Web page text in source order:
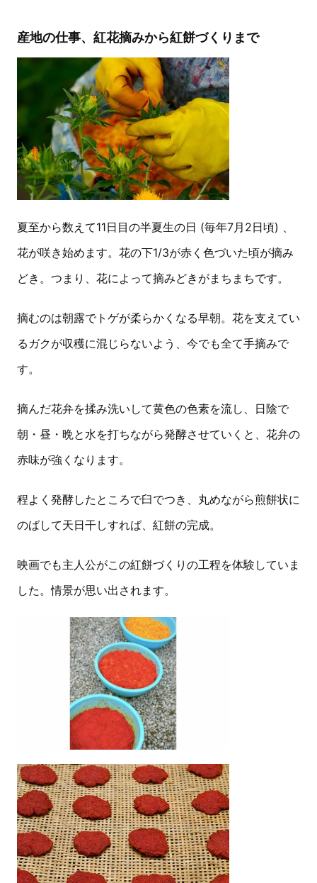
産地の仕事、紅花摘みから紅餅づくりまで
夏至から数えて11日目の半夏生の日 (毎年7月2日頃) 、
花が咲き始めます。花の下1/3が赤く色づいた頃が摘み
どき。つまり、花によって摘みどきがまちまちです。
摘むのは朝露でトゲが柔らかくなる早朝。花を支えてい
るガクが収穫に混じらないよう、今でも全て手摘みで
す。
摘んだ花弁を揉み洗いして黄色の色素を流し、日陰で
朝・昼・晩と水を打ちながら発酵させていくと、花弁の
赤味が強くなります。
程よく発酵したところで臼でつき、丸めながら煎餅状に
のばして天日干しすれば、紅餅の完成。
映画でも主人公がこの紅餅づくりの工程を体験していま
した。情景が思い出されます。